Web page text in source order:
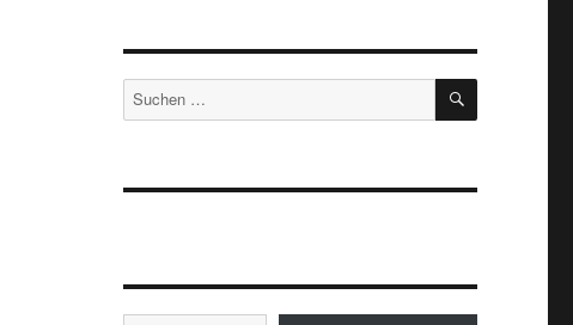
Suchen
nach:
SUCHEN
Gib deine E-Mail-Adresse ein ...